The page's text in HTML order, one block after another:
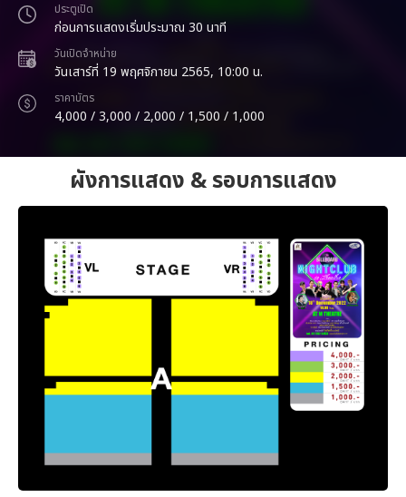
ประตูเปิด
ก่อนการแสดงเริ่มประมาณ 30 นาที
วันเปิดจำหน่าย
วันเสาร์ที่ 19 พฤศจิกายน 2565, 10:00 น.
ราคาบัตร
4,000 / 3,000 / 2,000 / 1,500 / 1,000
ผังการแสดง & รอบการแสดง